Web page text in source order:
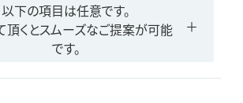
以下の項目は任意です。
頂くとスムーズなご提案が可能
です。